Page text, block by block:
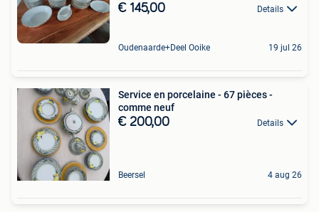
€ 145,00 Details
Oudenaarde+Deel Ooike 19 jul 26
Service en porcelaine - 67 pièces -
comme neuf
€ 200,00 Details
Beersel 4 aug 26